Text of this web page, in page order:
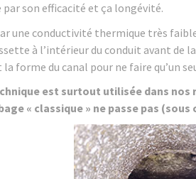
par son efficacité et ça longévité.
une conductivité thermique très
à l’intérieur du conduit avant de
forme du canal pour ne faire qu’un
est surtout utilisée dans
« classique » ne passe pas